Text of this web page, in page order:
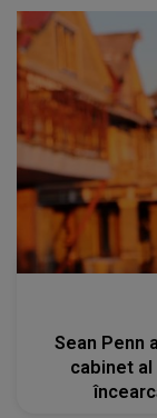
Sean Penn
cabinet